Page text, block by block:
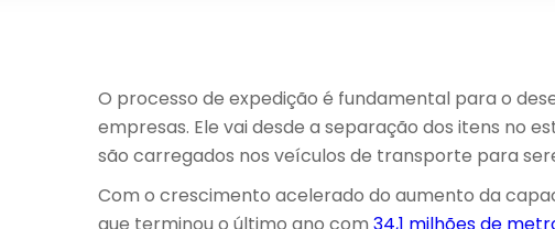
O processo de expedição é fundamental para o
empresas. Ele vai desde a separação dos itens no
são carregados nos veículos de transporte para
Com o crescimento acelerado do aumento da